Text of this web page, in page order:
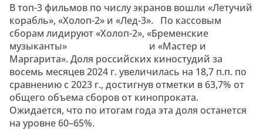
В топ-3 фильмов по числу экранов вошли «Летучий
корабль», «Холоп-2» и «Лед-3». По кассовым
сборам лидируют «Холоп-2», «Бременские
музыканты» и «Мастер и
Маргарита». Доля российских киностудий за
восемь месяцев 2024 г. увеличилась на 18,7 п.п. по
сравнению с 2023 г., достигнув отметки в 63,7% от
общего объема сборов от кинопроката.
Ожидается, что по итогам года эта доля останется
на уровне 60–65%.